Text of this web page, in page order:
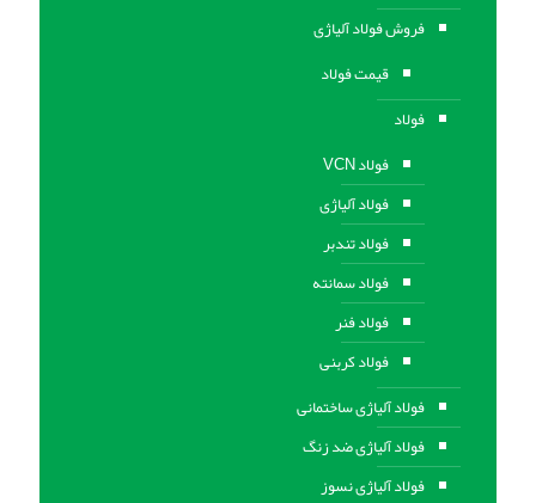
فروش فولاد آلیاژی
قیمت فولاد
فولاد
فولاد VCN
فولاد آلیاژی
فولاد تندبر
فولاد سمانته
فولاد فنر
فولاد کربنی
فولاد آلیاژی ساختمانی
فولاد آلیاژی ضد زنگ
فولاد آلیاژی نسوز